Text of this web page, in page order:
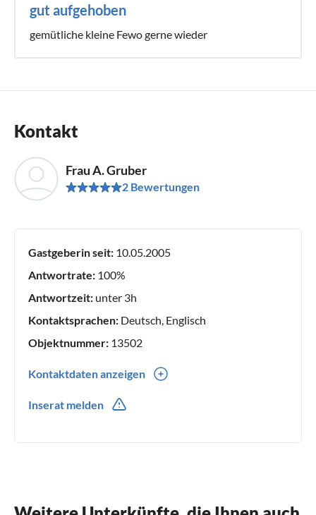
gut aufgehoben
gemütliche kleine Fewo gerne wieder
Kontakt
Frau A. Gruber
2 Bewertungen
Gastgeberin seit: 10.05.2005
Antwortrate: 100%
Antwortzeit: unter 3h
Kontaktsprachen: Deutsch, Englisch
Objektnummer: 13502
Kontaktdaten anzeigen
Inserat melden